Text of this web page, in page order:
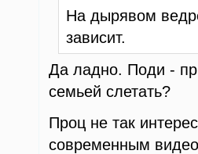
На дырявом
зависит.
Да ладно. Поди -
семьей слетать?
Проц не так
современным